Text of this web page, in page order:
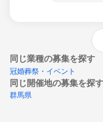
同じ業種の募集を探す
冠婚葬祭・イベント
同じ開催地の募集を探す
群馬県